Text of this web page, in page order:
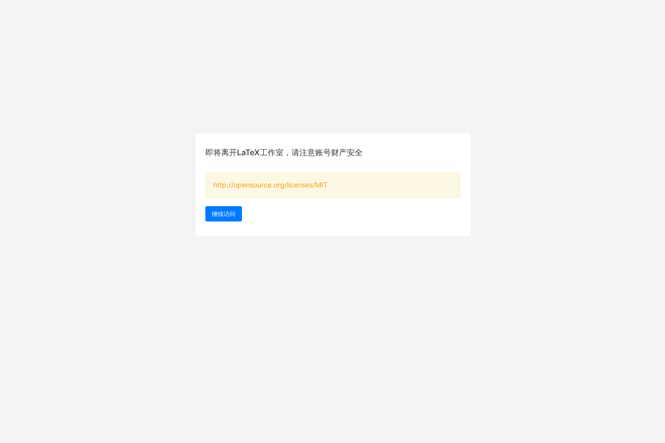
即将离开LaTeX工作室，请注意账号财产安全
http://opensource.org/licenses/MIT
继续访问